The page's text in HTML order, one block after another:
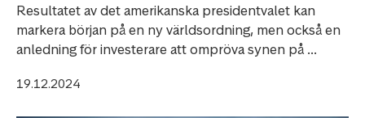
Resultatet av det amerikanska presidentvalet kan
markera början på en ny världsordning, men också en
anledning för investerare att ompröva synen på ...
19.12.2024